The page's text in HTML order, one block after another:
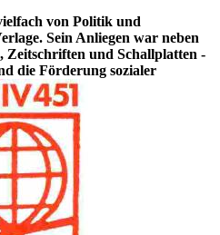
von Politik und
Sein Anliegen war neben
und Schallplatten -
die Förderung sozialer